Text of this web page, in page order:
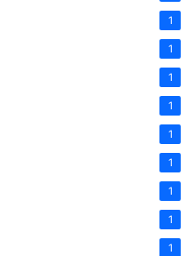
1
1
1
1
1
1
1
1
1